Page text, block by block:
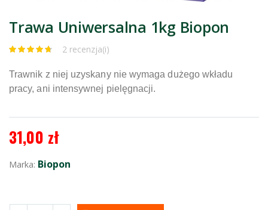
Trawa Uniwersalna 1kg Biopon
2 recenzja(i)
Trawnik z niej uzyskany nie wymaga dużego wkładu
pracy, ani intensywnej pielęgnacji.
31,00 zł
Marka: Biopon